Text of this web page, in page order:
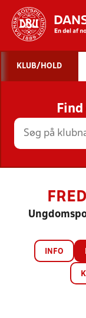
KLUB/HOLD
INFO